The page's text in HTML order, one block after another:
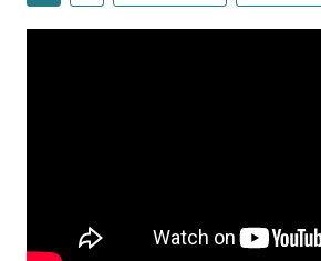
WN